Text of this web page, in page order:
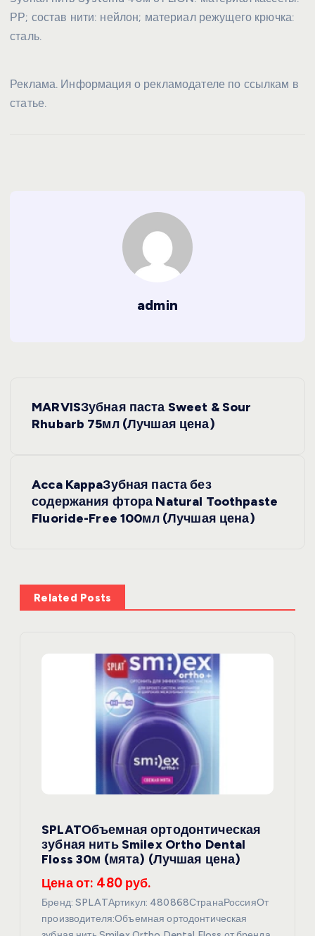
РР; состав нити: нейлон; материал режущего крючка:
сталь.
Реклама. Информация о рекламодателе по ссылкам в
статье.
admin
MARVISЗубная паста Sweet & Sour
Rhubarb 75мл (Лучшая цена)
Acca KappaЗубная паста без
содержания фтора Natural Toothpaste
Fluoride-Free 100мл (Лучшая цена)
Related Posts
SPLATОбъемная ортодонтическая
зубная нить Smilex Ortho Dental
Floss 30м (мята) (Лучшая цена)
Цена от: 480 руб.
Бренд: SPLATАртикул: 480868СтранаРоссияОт
производителя:Объемная ортодонтическая